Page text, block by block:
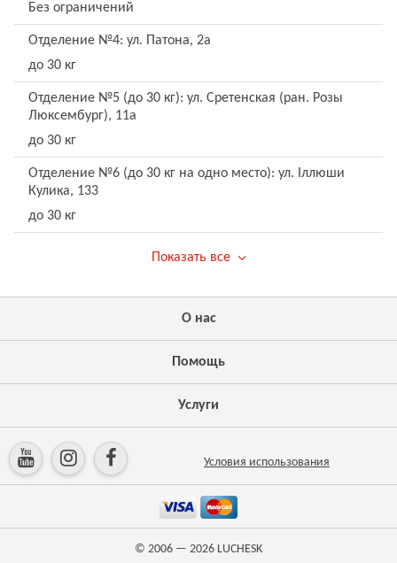
Без ограничений
Отделение №4: ул. Патона, 2а
до 30 кг
Отделение №5 (до 30 кг): ул. Сретенская (ран. Розы
Люксембург), 11а
до 30 кг
Отделение №6 (до 30 кг на одно место): ул. Іллюши
Кулика, 133
до 30 кг
Показать все
О нас
Помощь
Услуги
Условия использования
© 2006 — 2026 LUCHESK